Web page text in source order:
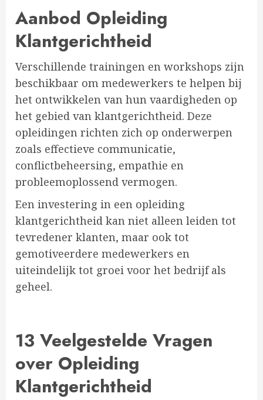
Aanbod Opleiding
Klantgerichtheid
Verschillende trainingen en workshops zijn
beschikbaar om medewerkers te helpen bij
het ontwikkelen van hun vaardigheden op
het gebied van klantgerichtheid. Deze
opleidingen richten zich op onderwerpen
zoals effectieve communicatie,
conflictbeheersing, empathie en
probleemoplossend vermogen.
Een investering in een opleiding
klantgerichtheid kan niet alleen leiden tot
tevredener klanten, maar ook tot
gemotiveerdere medewerkers en
uiteindelijk tot groei voor het bedrijf als
geheel.
13 Veelgestelde Vragen
over Opleiding
Klantgerichtheid